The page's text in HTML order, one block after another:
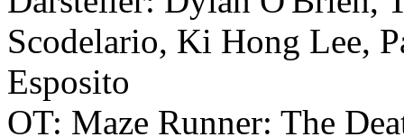
Scodelario, Ki Hong Lee,
Esposito
OT: Maze Runner: The